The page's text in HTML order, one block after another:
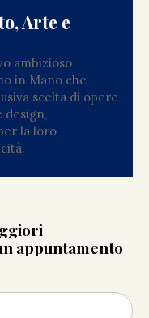
Arte e
ambizioso
in Mano che
scelta di opere
design,
la loro
appuntamento